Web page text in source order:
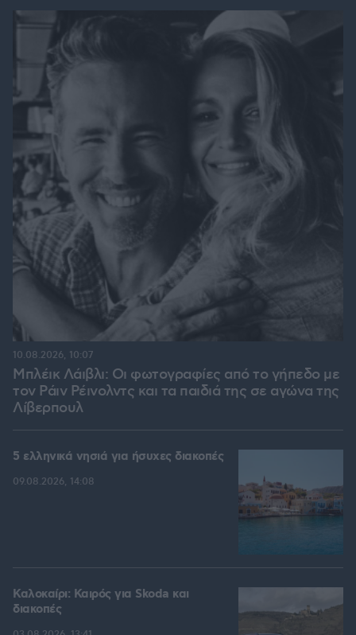
Μπλέικ Λάιβλι: Οι φωτογραφίες από το γήπεδο με
τον Ράιν Ρέινολντς και τα παιδιά της σε αγώνα της
Λίβερπουλ
10.08.2026, 10:07
5 ελληνικά νησιά για ήσυχες διακοπές
09.08.2026, 14:08
Καλοκαίρι: Καιρός για Skoda και
διακοπές